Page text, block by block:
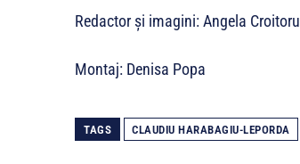
Redactor și imagini: Angela Croitoru
Montaj: Denisa Popa
TAGS CLAUDIU HARABAGIU-LEPORDA